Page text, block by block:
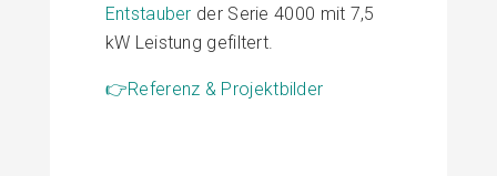
Entstauber der Serie 4000 mit 7,5
kW Leistung gefiltert.
👉Referenz & Projektbilder